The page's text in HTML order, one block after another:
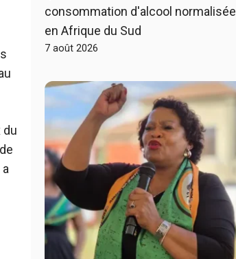
du
consommation d'alcool normalisée
en Afrique du Sud
7 août 2026